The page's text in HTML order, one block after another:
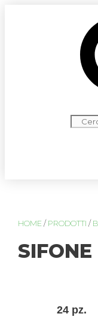
HOME / PRODOTTI /
24 pz.